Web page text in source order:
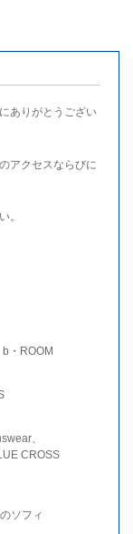
ありがとうござい
アクセスならびに
。
・ROOM
、
CROSS
ソフィ